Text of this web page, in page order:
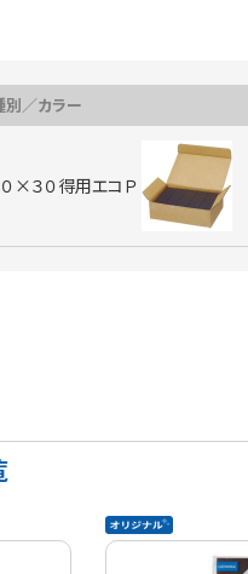
別／カラー
×３０得用エコＰ